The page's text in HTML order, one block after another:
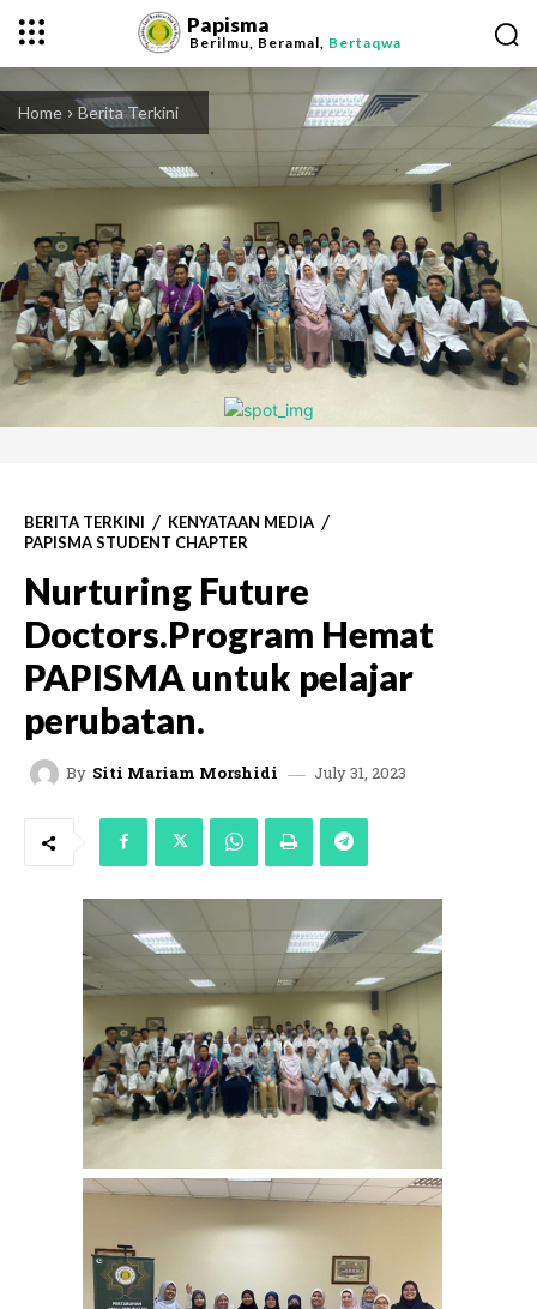
Papisma
Berilmu, Beramal, Bertaqwa
Home Berita Terkini
BERITA TERKINI
KENYATAAN MEDIA
PAPISMA STUDENT CHAPTER
Nurturing Future
Doctors.Program Hemat
PAPISMA untuk pelajar
perubatan.
By Siti Mariam Morshidi July 31, 2023